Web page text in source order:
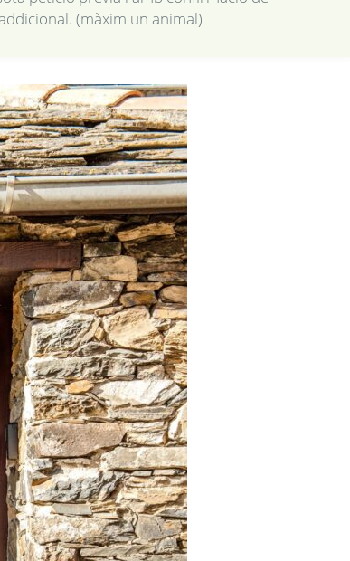
(màxim un animal)